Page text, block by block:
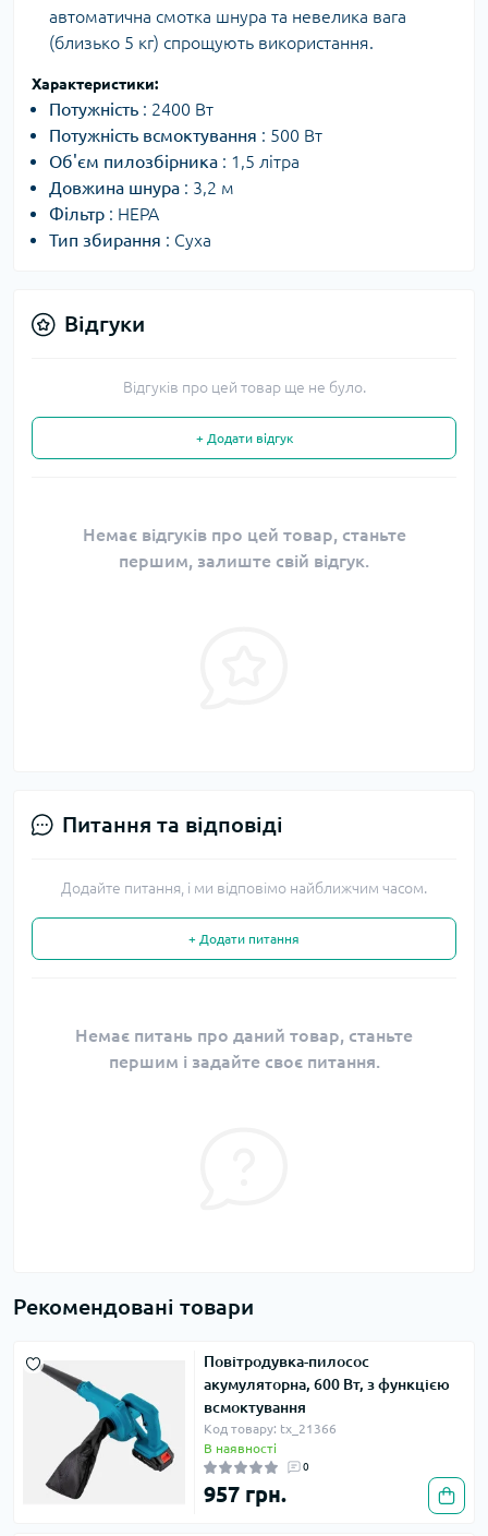
автоматична смотка шнура та невелика вага
(близько 5 кг) спрощують використання.
Характеристики:
Потужність : 2400 Вт
Потужність всмоктування : 500 Вт
Об'єм пилозбірника : 1,5 літра
Довжина шнура : 3,2 м
Фільтр : HEPA
Тип збирання : Суха
Відгуки
Відгуків про цей товар ще не було.
+ Додати відгук
Немає відгуків про цей товар, станьте
першим, залиште свій відгук.
Питання та відповіді
Додайте питання, і ми відповімо найближчим часом.
+ Додати питання
Немає питань про даний товар, станьте
першим і задайте своє питання.
Рекомендовані товари
Повітродувка-пилосос
акумуляторна, 600 Вт, з функцією
всмоктування
Код товару: tx_21366
В наявності
0
957 грн.